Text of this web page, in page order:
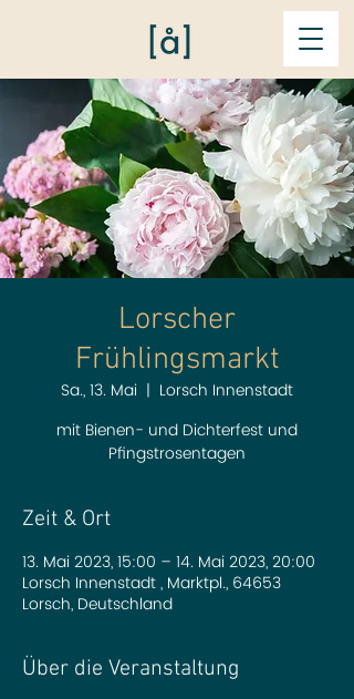
Lorscher
Frühlingsmarkt
Sa., 13. Mai
  |
Lorsch Innenstadt
mit Bienen- und Dichterfest und
Pfingstrosentagen
Zeit & Ort
13. Mai 2023, 15:00 – 14. Mai 2023, 20:00
Lorsch Innenstadt , Marktpl., 64653
Lorsch, Deutschland
Über die Veranstaltung